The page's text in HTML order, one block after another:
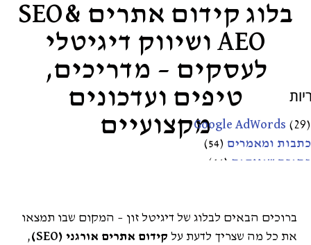
Google AdWords (29)
כתבות ומאמרים (54)
כתיבה שיווקית (46)
פרסום ממומן PPC(25)
קידום אורגני SEO(119)
בלוג קידום אתרים SEO&
AEO ושיווק דיגיטלי
לעסקים – מדריכים,
טיפים ועדכונים
מקצועיים
ברוכים הבאים לבלוג של דיגיטל זון – המקום שבו תמצאו
את כל מה שצריך לדעת על קידום אתרים אורגני (SEO)
,